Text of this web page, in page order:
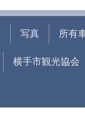
写真 所有
横手市観光協会